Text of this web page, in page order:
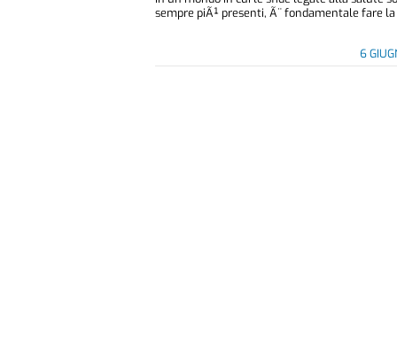
6
sempre piÃ¹ presenti, Ã¨ fondamentale fare la